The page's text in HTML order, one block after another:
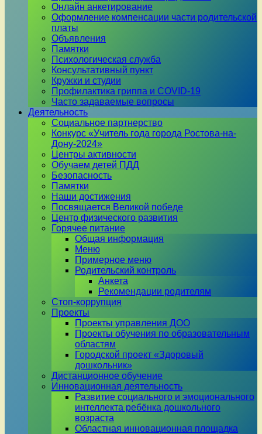
Онлайн анкетирование
Оформление компенсации части родительской
платы
Объявления
Памятки
Психологическая служба
Консультативный пункт
Кружки и студии
Профилактика гриппа и COVID-19
Часто задаваемые вопросы
Деятельность
Социальное партнерство
Конкурс «Учитель года города Ростова-на-
Дону-2024»
Центры активности
Обучаем детей ПДД
Безопасность
Памятки
Наши достижения
Посвящается Великой победе
Центр физического развития
Горячее питание
Общая информация
Меню
Примерное меню
Родительский контроль
Анкета
Рекомендации родителям
Стоп-коррупция
Проекты
Проекты управления ДОО
Проекты обучения по образовательным
областям
Городской проект «Здоровый
дошкольник»
Дистанционное обучение
Инновационная деятельность
Развитие социального и эмоционального
интеллекта ребёнка дошкольного
возраста
Областная инновационная площадка